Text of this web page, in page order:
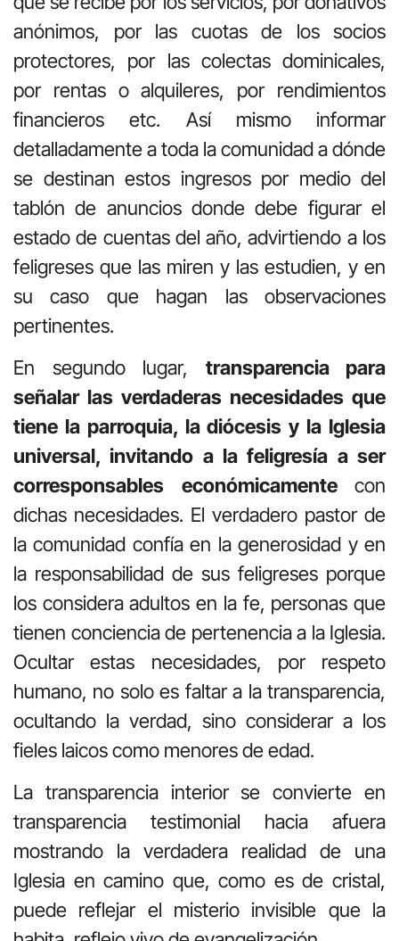
anónimos, por las cuotas de los socios
protectores, por las colectas dominicales,
por rentas o alquileres, por rendimientos
financieros etc. Así mismo informar
detalladamente a toda la comunidad a dónde
se destinan estos ingresos por medio del
tablón de anuncios donde debe figurar el
estado de cuentas del año, advirtiendo a los
feligreses que las miren y las estudien, y en
su caso que hagan las observaciones
pertinentes.
En segundo lugar, transparencia para
señalar las verdaderas necesidades que
tiene la parroquia, la diócesis y la Iglesia
universal, invitando a la feligresía a ser
corresponsables económicamente con
dichas necesidades. El verdadero pastor de
la comunidad confía en la generosidad y en
la responsabilidad de sus feligreses porque
los considera adultos en la fe, personas que
tienen conciencia de pertenencia a la Iglesia.
Ocultar estas necesidades, por respeto
humano, no solo es faltar a la transparencia,
ocultando la verdad, sino considerar a los
fieles laicos como menores de edad.
La transparencia interior se convierte en
transparencia testimonial hacia afuera
mostrando la verdadera realidad de una
Iglesia en camino que, como es de cristal,
puede reflejar el misterio invisible que la